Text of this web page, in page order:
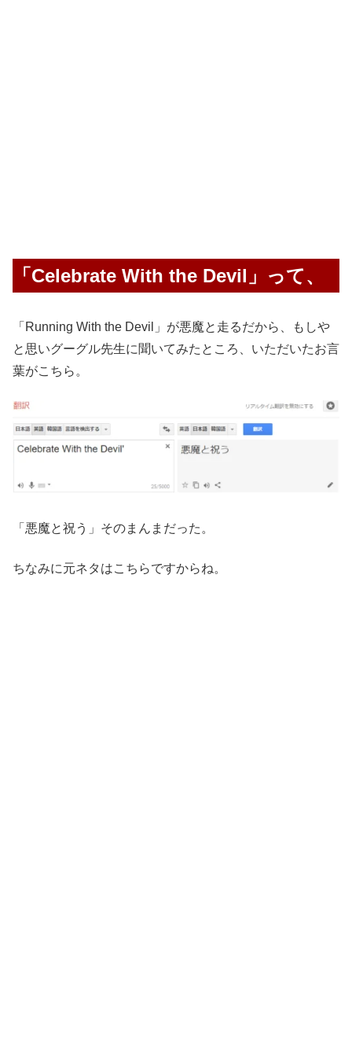
「Celebrate With the Devil」って、
「Running With the Devil」が悪魔と走るだから、もしや
と思いグーグル先生に聞いてみたところ、いただいたお言
葉がこちら。
「悪魔と祝う」そのまんまだった。
ちなみに元ネタはこちらですからね。